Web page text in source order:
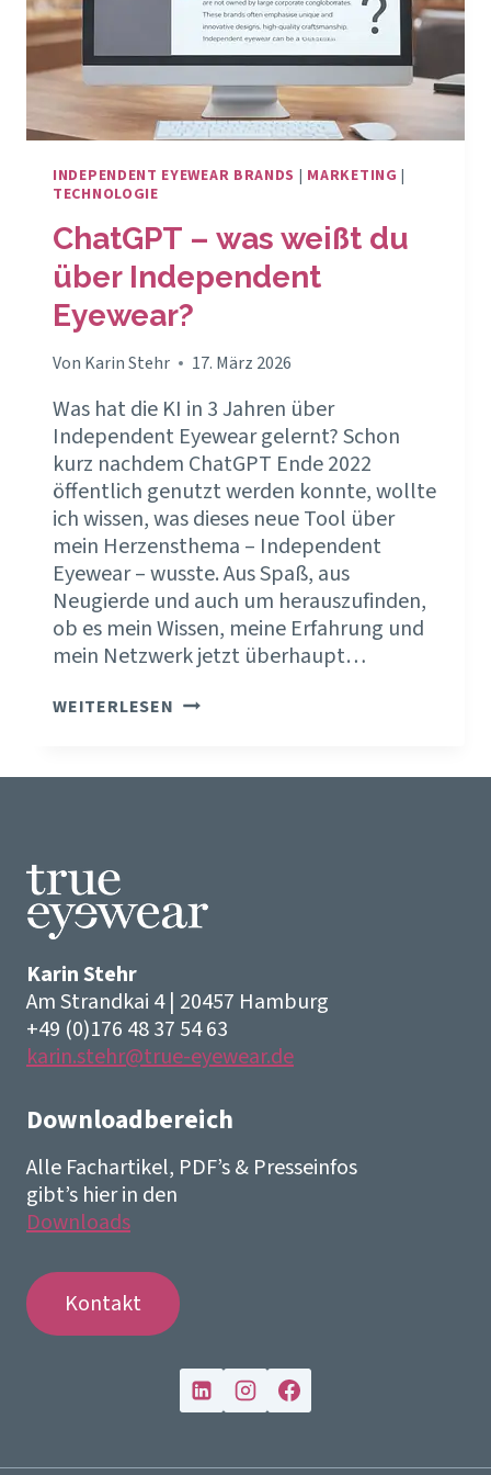
INDEPENDENT EYEWEAR BRANDS | MARKETING |
TECHNOLOGIE
ChatGPT – was weißt du
über Independent
Eyewear?
Von Karin Stehr 17. März 2026
Was hat die KI in 3 Jahren über
Independent Eyewear gelernt? Schon
kurz nachdem ChatGPT Ende 2022
öffentlich genutzt werden konnte, wollte
ich wissen, was dieses neue Tool über
mein Herzensthema – Independent
Eyewear – wusste. Aus Spaß, aus
Neugierde und auch um herauszufinden,
ob es mein Wissen, meine Erfahrung und
mein Netzwerk jetzt überhaupt…
WEITERLESEN CHATGPT
Karin Stehr
Am Strandkai 4 | 20457 Hamburg
+49 (0)176 48 37 54 63
karin.stehr@true-eyewear.de
Downloadbereich
Alle Fachartikel, PDF’s & Presseinfos
gibt’s hier in den
Downloads
Kontakt